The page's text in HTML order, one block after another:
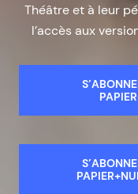
Théâtre et à leur
l’accès aux